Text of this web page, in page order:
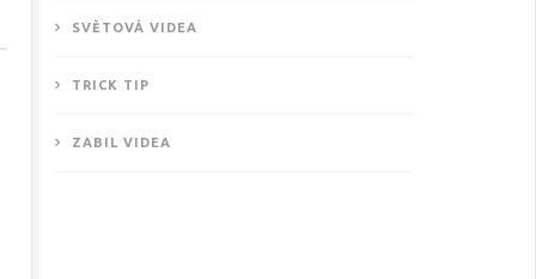
SVĚTOVÁ VIDEA
TRICK TIP
ZABIL VIDEA